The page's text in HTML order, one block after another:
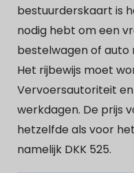
bestuurderskaart is
nodig hebt om een
bestelwagen of
Het rijbewijs moet
Vervoersautoriteit
werkdagen. De prijs
hetzelfde als voor
namelijk DKK 525.